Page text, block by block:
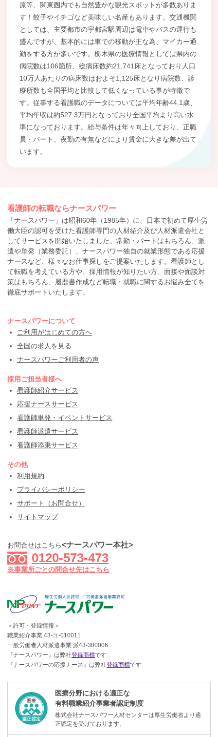
原等、関東圏内でも自然豊かな観光スポットが多数ありま
す！餃子やイチゴなど美味しい名産もあります。交通機関
としては、主要都市の宇都宮駅周辺は電車やバスの運行も
盛んですが、基本的には車での移動が主な為、マイカー通
勤をする方が多いです。栃木県の医療情報としては県内の
病院数は106箇所、総病床数約21,741床となっており人口
10万人あたりの病床数はおよそ1,125床となり病院数、診
療所数も全国平均と比較して低くなっている事が特徴で
す。従事する看護職のデータについては平均年齢44.1歳、
平均年収は約527.3万円となっており全国平均より高い水
準になっております。給与条件は年々向上しており、正職
員・パート、夜勤の有無などにより賃金に大きな差が出て
います。
看護師の転職ならナースパワー
「ナースパワー」は昭和60年（1985年）に、日本で初めて厚生労
働大臣の認可を受けた看護師専門の人材紹介及び人材派遣会社と
してサービスを開始いたしました。常勤・パートはもちろん、派
遣や単発（業務委託）、ナースパワー独自の就業形態である応援
ナースなど、様々なお仕事探しをご提案いたします。看護師とし
て転職を考えている方や、採用情報が知りたい方、面接や面談対
策はもちろん、履歴書作成など転職・就職に関するお悩み全てを
徹底サポートいたします。
ナースパワーについて
ご利用がはじめての方へ
全国の求人を見る
ナースパワーご利用者の声
採用ご担当者様へ
看護師紹介サービス
応援ナースサービス
看護師単発・イベントサービス
看護師派遣サービス
看護師添乗サービス
その他
利用規約
プライバシーポリシー
サポート（お問合せ）
サイトマップ
お問合せはこちら<ナースパワー本社>
0120-573-473
※事業所ごとの問合せ先はこちら
＜許可・登録情報＞
職業紹介事業 43-ユ-010011
一般労働者人材派遣事業 派43-300006
『ナースパワー』は弊社登録商標です
『ナースパワーの応援ナース』は弊社登録商標です
医療分野における適正な
有料職業紹介事業者認定制度
株式会社ナースパワー人材センターは厚生労働省より適
正認定を受けております。